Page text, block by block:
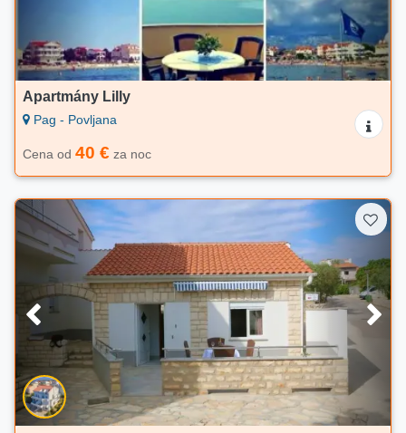
Apartmány Lilly
Pag - Povljana
Cena od 40 € za noc